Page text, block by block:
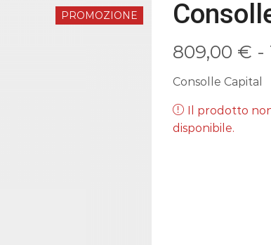
PROMOZIONE
809,00 € -
Consolle Capital
Il prodotto
disponibile.